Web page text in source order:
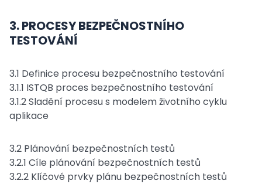
3. PROCESY BEZPEČNOSTNÍHO
TESTOVÁNÍ
3.1 Definice procesu bezpečnostního testování
3.1.1 ISTQB proces bezpečnostního testování
3.1.2 Sladění procesu s modelem životního cyklu
aplikace
3.2 Plánování bezpečnostních testů
3.2.1 Cíle plánování bezpečnostních testů
3.2.2 Klíčové prvky plánu bezpečnostních testů